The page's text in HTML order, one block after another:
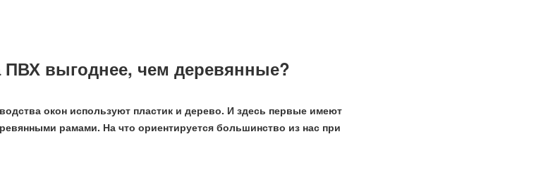
ПВХ выгоднее, чем деревянные?
окон используют пластик и дерево. И здесь первые имеют
рамами. На что ориентируется большинство из нас при